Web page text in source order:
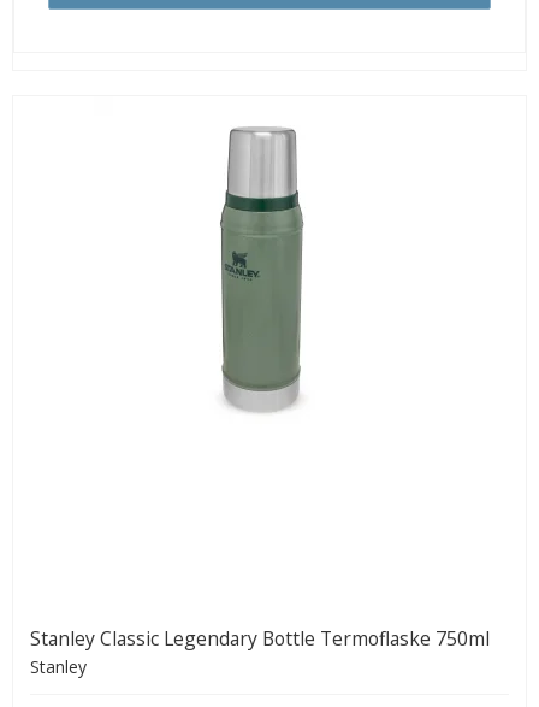
Stanley Classic Legendary Bottle Termoflaske 750ml
Stanley